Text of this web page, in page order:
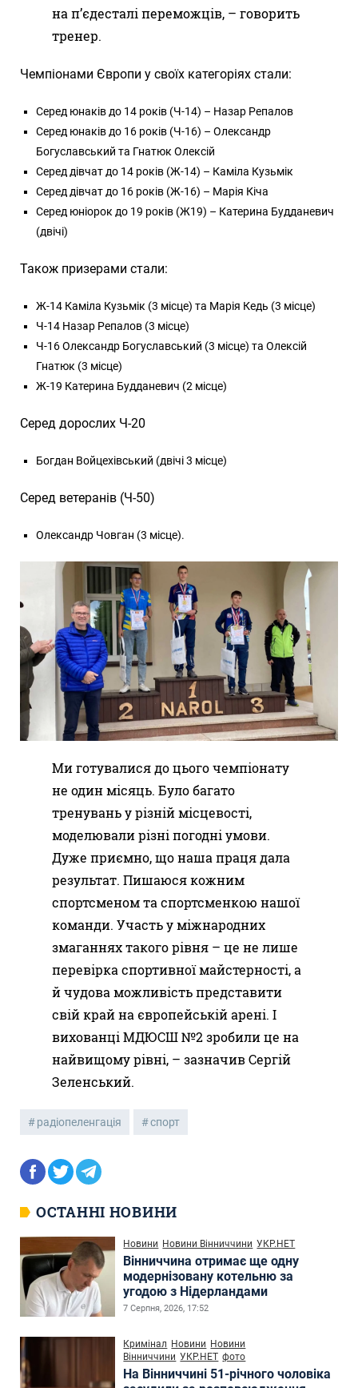
на п’єдесталі переможців, – говорить
тренер.
Чемпіонами Європи у своїх категоріях стали:
Серед юнаків до 14 років (Ч-14) – Назар Репалов
Серед юнаків до 16 років (Ч-16) – Олександр
Богуславський та Гнатюк Олексій
Серед дівчат до 14 років (Ж-14) – Каміла Кузьмік
Серед дівчат до 16 років (Ж-16) – Марія Кіча
Серед юніорок до 19 років (Ж19) – Катерина Будданевич
(двічі)
Також призерами стали:
Ж-14 Каміла Кузьмік (3 місце) та Марія Кедь (3 місце)
Ч-14 Назар Репалов (3 місце)
Ч-16 Олександр Богуславський (3 місце) та Олексій
Гнатюк (3 місце)
Ж-19 Катерина Будданевич (2 місце)
Серед дорослих Ч-20
Богдан Войцехівський (двічі 3 місце)
Серед ветеранів (Ч-50)
Олександр Човган (3 місце).
Ми готувалися до цього чемпіонату
не один місяць. Було багато
тренувань у різній місцевості,
моделювали різні погодні умови.
Дуже приємно, що наша праця дала
результат. Пишаюся кожним
спортсменом та спортсменкою нашої
команди. Участь у міжнародних
змаганнях такого рівня – це не лише
перевірка спортивної майстерності, а
й чудова можливість представити
свій край на європейській арені. І
вихованці МДЮСШ №2 зробили це на
найвищому рівні, – зазначив Сергій
Зеленський.
радіопеленгація спорт
ОСТАННІ НОВИНИ
Новини Новини Вінниччини УКР.НЕТ
Вінниччина отримає ще одну
модернізовану котельню за
угодою з Нідерландами
7 Серпня, 2026, 17:52
Кримінал Новини Новини
Вінниччини УКР.НЕТ фото
На Вінниччині 51-річного чоловіка